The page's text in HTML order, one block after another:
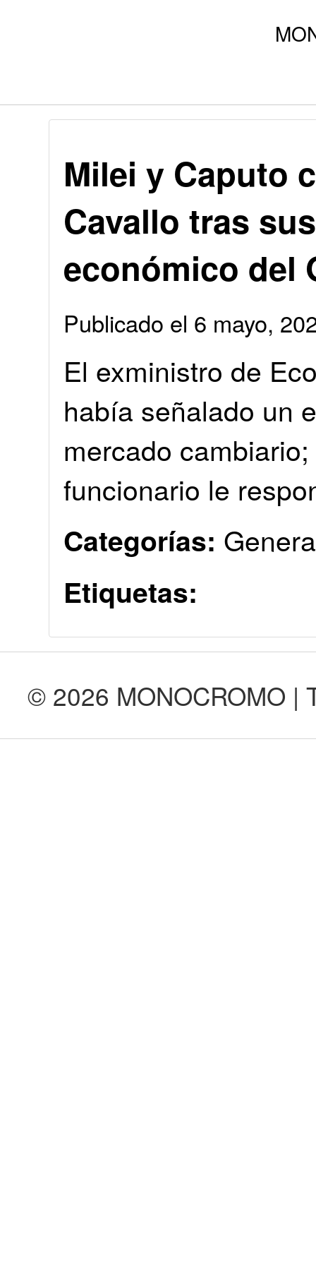
Milei y Caputo
Cavallo tras
económico del
Publicado el 6 mayo,
El exministro de
había señalado un
mercado
funcionario le
Categorías:
Etiquetas:
© 2026 MONOCROMO |